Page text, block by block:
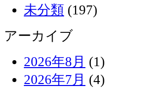
未分類 (197)
アーカイブ
2026年8月 (1)
2026年7月 (4)